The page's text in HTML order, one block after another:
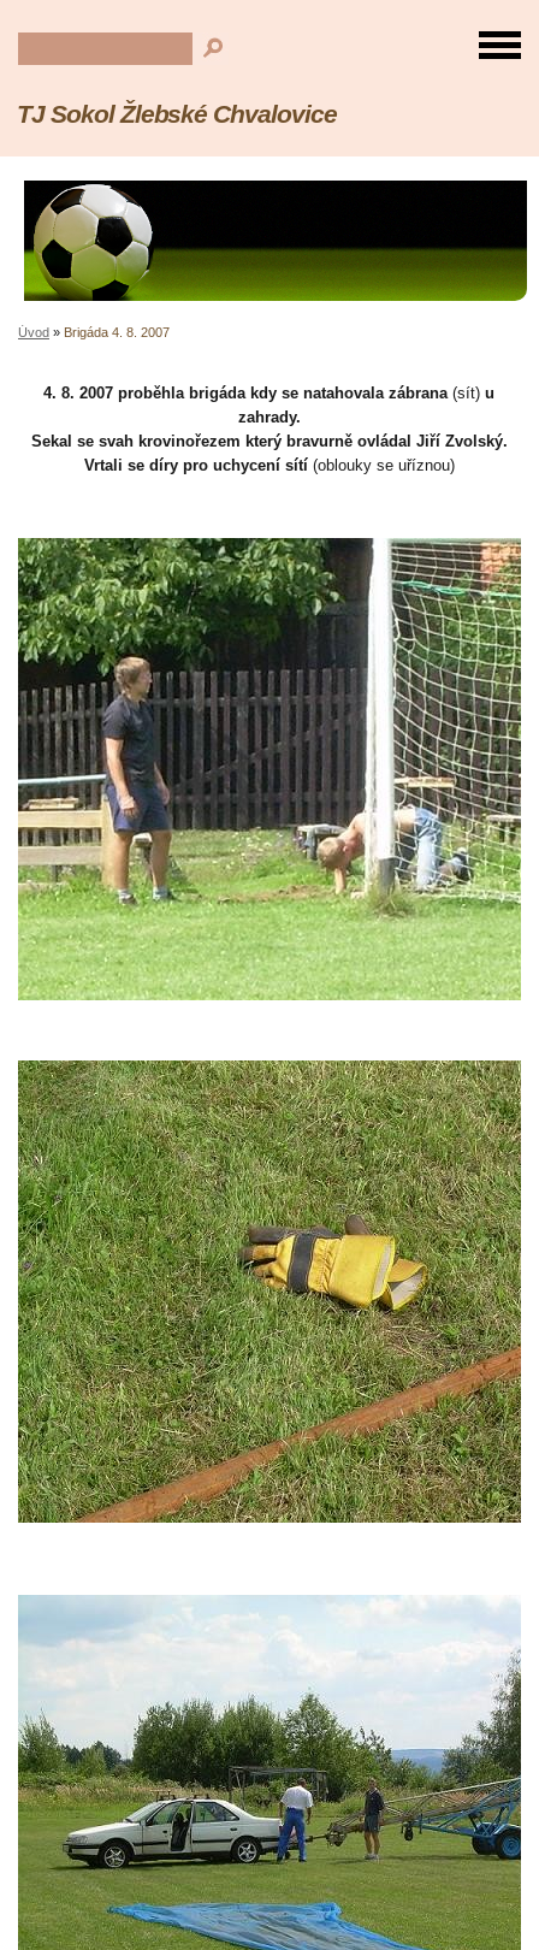
TJ Sokol Žlebské Chvalovice
Úvod » Brigáda 4. 8. 2007
4. 8. 2007 proběhla brigáda kdy se natahovala zábrana(sít) u
zahrady.
Sekal se svah krovinořezem který bravurně ovládal Jiří Zvolský.
Vrtali se díry pro uchycení sítí(oblouky se uříznou)